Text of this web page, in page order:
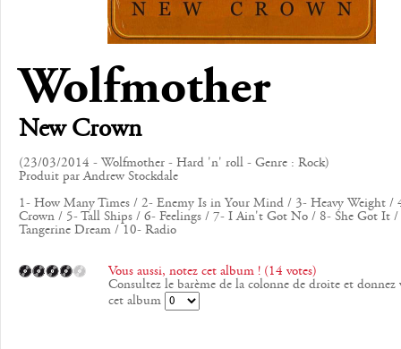
Wolfmother
New Crown
(23/03/2014 - Wolfmother - Hard 'n' roll - Genre : Rock)
Produit par Andrew Stockdale
1- How Many Times / 2- Enemy Is in Your Mind / 3- Heavy Weight /
Crown / 5- Tall Ships / 6- Feelings / 7- I Ain't Got No / 8- She Got It
Tangerine Dream / 10- Radio
Vous aussi, notez cet album ! (14 votes)
Consultez le barème de la colonne de droite et donnez
cet album